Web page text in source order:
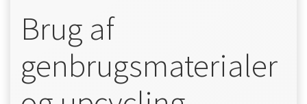
Brug af
genbrugsmaterialer